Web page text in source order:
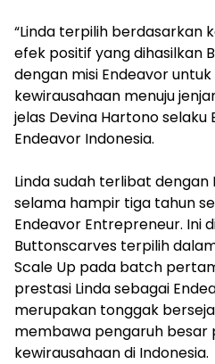
“Linda terpilih berdasarkan
efek positif yang dihasilkan
dengan misi Endeavor
kewirausahaan menuju
jelas Devina Hartono selaku
Endeavor Indonesia.
Linda sudah terlibat dengan
selama hampir tiga tahun
Endeavor Entrepreneur. Ini
Buttonscarves terpilih
Scale Up pada batch
prestasi Linda sebagai
merupakan tonggak
membawa pengaruh besar
kewirausahaan di Indonesia.